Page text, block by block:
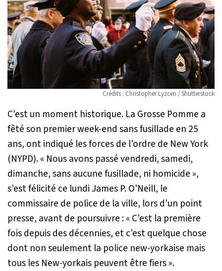
Crédits : Christopher Lyzcen / Shutterstock
C'est un moment historique. La Grosse Pomme a
fêté son premier week-end sans fusillade en 25
ans, ont indiqué les forces de l'ordre de New York
(NYPD).« Nous avons passé vendredi, samedi,
dimanche, sans aucune fusillade, ni homicide »,
s'est félicité ce lundi James P. O'Neill, le
commissaire de police de la ville, lors d'un point
presse, avant de poursuivre :« C’est la première
fois depuis des décennies, et c’est quelque chose
dont non seulement la police new-yorkaise mais
tous les New-yorkais peuvent être fiers ».